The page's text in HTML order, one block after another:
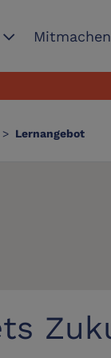
expand_more Mitmachen
> Lernangebot